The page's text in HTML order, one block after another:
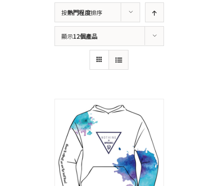
按熱門程度排序
顯示12個產品